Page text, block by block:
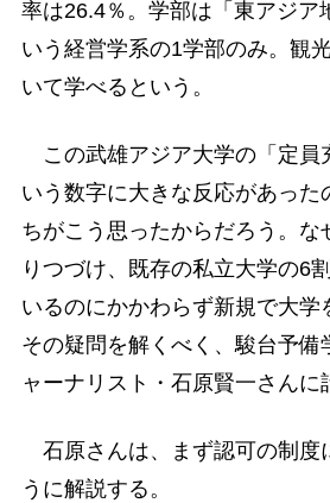
率は26.4％。学部は「東アジア
いう経営学系の1学部のみ。観
いて学べるという。
この武雄アジア大学の「定員
いう数字に大きな反応があった
ちがこう思ったからだろう。な
りつづけ、既存の私立大学の6
いるのにかかわらず新規で大
その疑問を解くべく、駿台予備
ャーナリスト・石原賢一さんに
石原さんは、まず認可の制度
うに解説する。